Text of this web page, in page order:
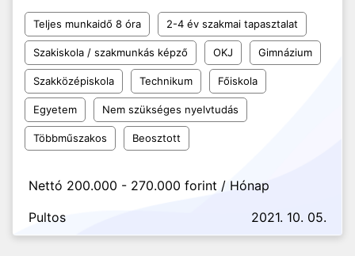
Teljes munkaidő 8 óra 2-4 év szakmai tapasztalat
Szakiskola / szakmunkás képző OKJ Gimnázium
Szakközépiskola Technikum Főiskola
Egyetem Nem szükséges nyelvtudás
Többműszakos Beosztott
Nettó 200.000 - 270.000 forint / Hónap
Pultos
2021. 10. 05.